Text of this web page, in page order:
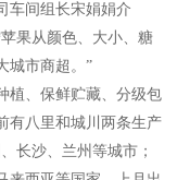
车间组长宋娟娟介
果从颜色、大小、糖
城市商超。”
、保鲜贮藏、分级包
有八里和城川两条生产
长沙、兰州等城市；